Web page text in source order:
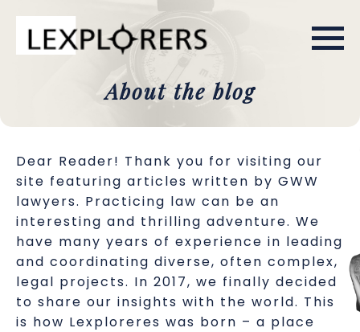
About the blog
Dear Reader! Thank you for visiting our
site featuring articles written by GWW
lawyers. Practicing law can be an
interesting and thrilling adventure. We
have many years of experience in leading
and coordinating diverse, often complex,
legal projects. In 2017, we finally decided
to share our insights with the world. This
is how Lexploreres was born – a place